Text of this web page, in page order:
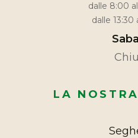
dalle 8:00
dalle 13:30
LA